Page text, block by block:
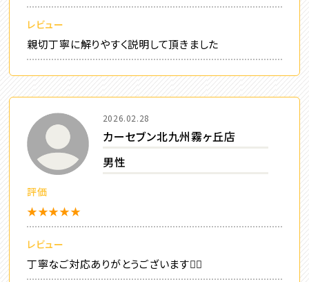
レビュー
親切丁寧に解りやすく説明して頂きました
2026.02.28
カーセブン北九州霧ヶ丘店
男性
評価
★★★★★
レビュー
丁寧なご対応ありがとうございます🙇‍♀️